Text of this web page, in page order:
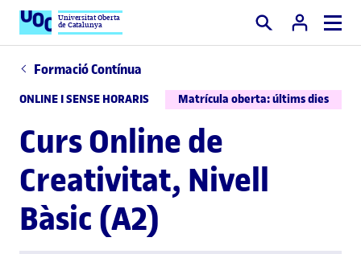
Universitat Oberta
de Catalunya Cercar
Formació Contínua
ONLINE I SENSE HORARIS Matrícula oberta: últims dies
Curs Online de
Creativitat, Nivell
Bàsic (A2)